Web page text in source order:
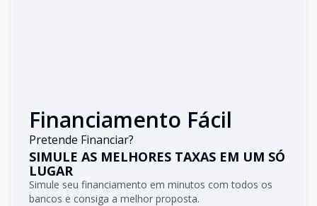
Financiamento Fácil
Pretende Financiar?
SIMULE AS MELHORES TAXAS EM UM SÓ
LUGAR
Simule seu financiamento em minutos com todos os
bancos e consiga a melhor proposta.